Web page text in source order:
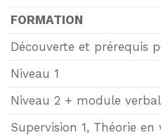
FORMATION
Découverte et prérequis
Niveau 1
Niveau 2 + module
Supervision 1, Théorie en